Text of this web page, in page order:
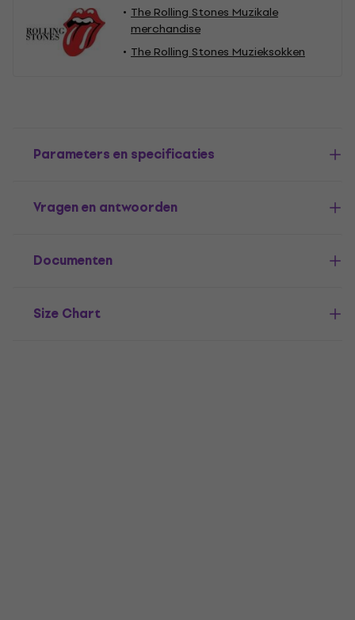
The Rolling Stones Muzikale
merchandise
The Rolling Stones Muzieksokken
Parameters en specificaties
Vragen en antwoorden
Documenten
Size Chart